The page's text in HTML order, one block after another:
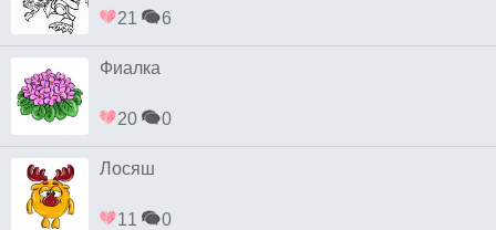
21 6
Фиалка
20 0
Лосяш
11 0